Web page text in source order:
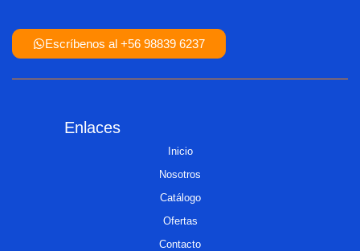
Escríbenos al +56 98839 6237
Enlaces
Inicio
Nosotros
Catálogo
Ofertas
Contacto